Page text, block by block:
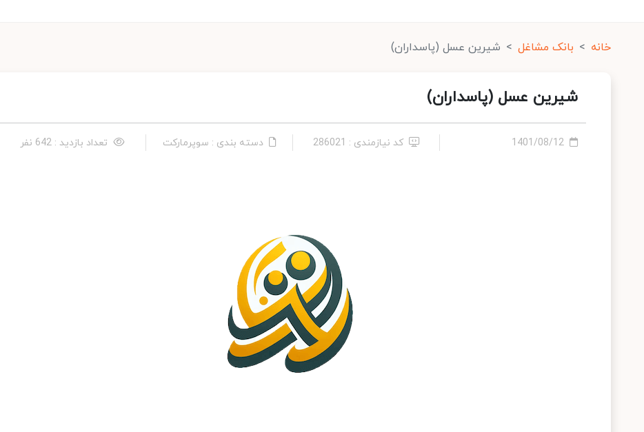
خانه بانک مشاغل شیرین عسل (پاسداران)
شیرین عسل (پاسداران)
1401/08/12 کد نیازمندی : 286021 دسته بندی : سوپرماركت تعداد بازدید : 642 نفر